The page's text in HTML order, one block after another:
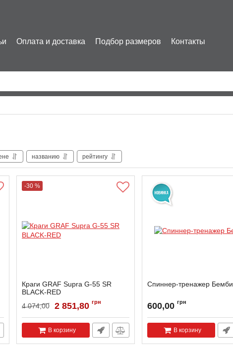
Оплата и доставка Подбор размеров Контакты
названию рейтингу
-30 %
Краги GRAF Supra G-55 SR
BLACK-RED
4 074,00 2 851,80 грн
В корзину
Спиннер-тренажер Бемби
600,00 грн
В корзину